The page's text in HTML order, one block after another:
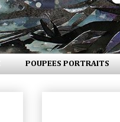
POUPEES PORTRAITS